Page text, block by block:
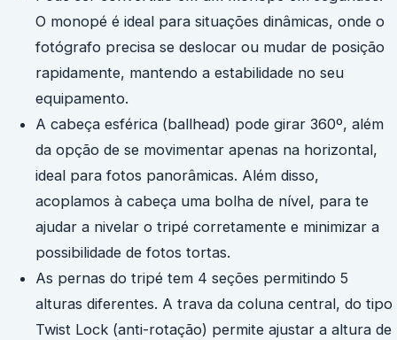
O monopé é ideal para situações dinâmicas, onde o
fotógrafo precisa se deslocar ou mudar de posição
rapidamente, mantendo a estabilidade no seu
equipamento.
A cabeça esférica (ballhead) pode girar 360º, além
da opção de se movimentar apenas na horizontal,
ideal para fotos panorâmicas. Além disso,
acoplamos à cabeça uma bolha de nível, para te
ajudar a nivelar o tripé corretamente e minimizar a
possibilidade de fotos tortas.
As pernas do tripé tem 4 seções permitindo 5
alturas diferentes. A trava da coluna central, do tipo
Twist Lock (anti-rotação) permite ajustar a altura de